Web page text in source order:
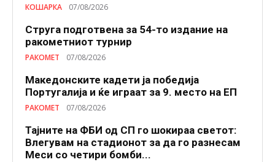
КОШАРКА 07/08/2026
Струга подготвена за 54-то издание на
ракометниот турнир
РАКОМЕТ 07/08/2026
Македонските кадети ја победија
Португалија и ќе играат за 9. место на ЕП
РАКОМЕТ 07/08/2026
Тајните на ФБИ од СП го шокираа светот:
Влегувам на стадионот за да го разнесам
Меси со четири бомби...